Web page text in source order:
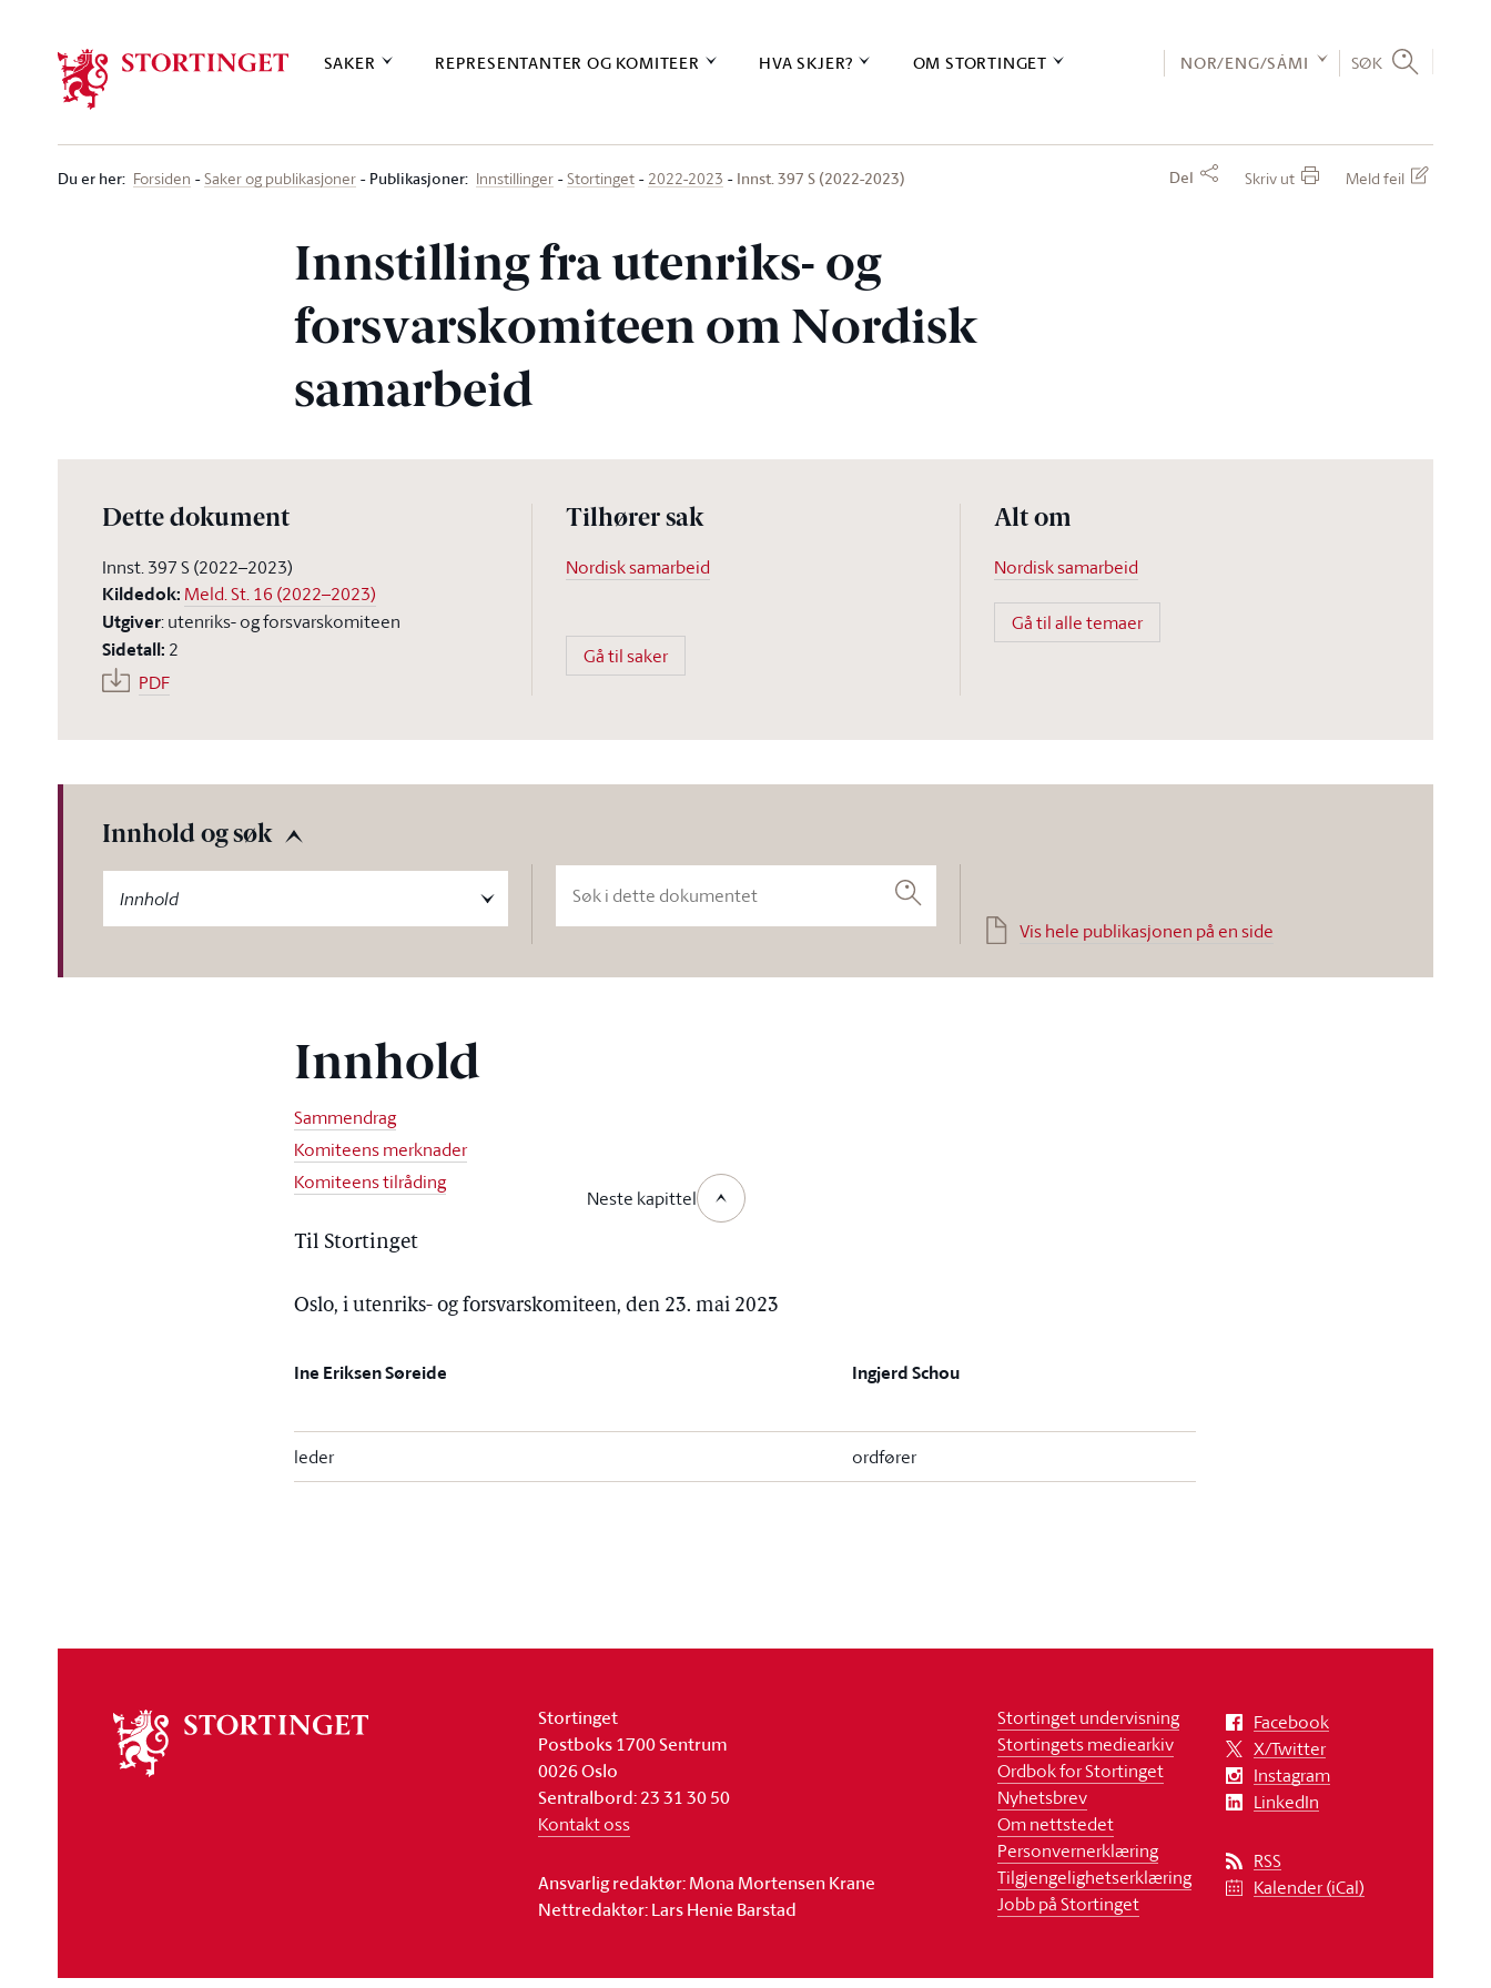
SAKER REPRESENTANTER OG KOMITEER HVA SKJER? OM STORTINGET NOR/ENG/SÁMI SØK
Du er her: Forsiden Saker og publikasjoner Publikasjoner: Innstillinger Stortinget 2022-2023 Innst. 397 S (2022-2023) Del Skriv ut Meld feil
Innstilling fra utenriks- og
forsvarskomiteen om Nordisk
samarbeid
Dette dokument
Innst. 397 S (2022–2023)
Kildedok: Meld. St. 16 (2022–2023)
Utgiver:utenriks- og forsvarskomiteen
Sidetall: 2
PDF
Tilhører sak
Nordisk samarbeid
Gå til saker
Alt om
Nordisk samarbeid
Gå til alle temaer
Innhold og søk
Innhold Søk
Vis hele publikasjonen på en side
Innhold
Sammendrag
Komiteens merknader
Komiteens tilråding
Neste kapittel
Til Stortinget
Oslo, i utenriks- og forsvarskomiteen, den 23. mai 2023
Ine Eriksen Søreide Ingjerd Schou
leder ordfører
stortinget
Stortinget
Postboks 1700 Sentrum
0026 Oslo
Sentralbord: 23 31 30 50
Kontakt oss
Ansvarlig redaktør: Mona Mortensen Krane
Nettredaktør: Lars Henie Barstad
Stortinget undervisning
Stortingets mediearkiv
Ordbok for Stortinget
Nyhetsbrev
Om nettstedet
Personvernerklæring
Tilgjengelighetserklæring
Jobb på Stortinget
Facebook
X/Twitter
Instagram
LinkedIn
RSS
Kalender (iCal)